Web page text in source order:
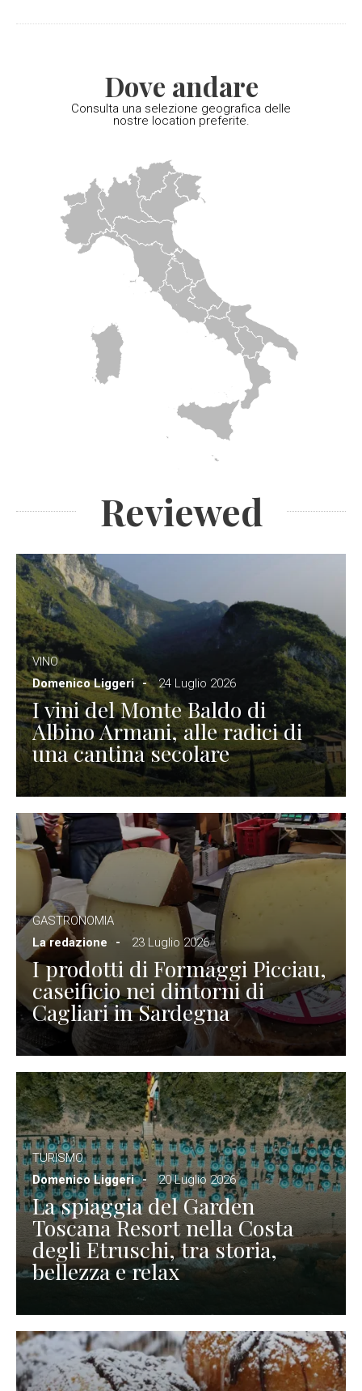
Dove andare
Consulta una selezione geografica delle
nostre location preferite.
Reviewed
VINO
Domenico Liggeri
24 Luglio 2026
I vini del Monte Baldo di
Albino Armani, alle radici di
una cantina secolare
GASTRONOMIA
La redazione
23 Luglio 2026
I prodotti di Formaggi Picciau,
caseificio nei dintorni di
Cagliari in Sardegna
TURISMO
Domenico Liggeri
20 Luglio 2026
La spiaggia del Garden
Toscana Resort nella Costa
degli Etruschi, tra storia,
bellezza e relax